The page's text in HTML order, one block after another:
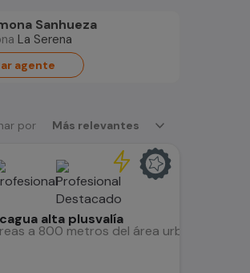
Sanhueza
La Serena
agente
por Más relevantes
alta plusvalía
a 800 metros del área urbana ROL